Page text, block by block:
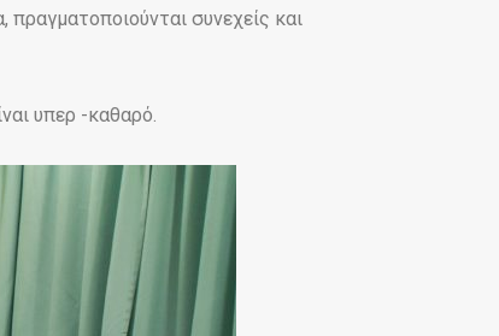
συνεχείς και
υπερ -καθαρό.